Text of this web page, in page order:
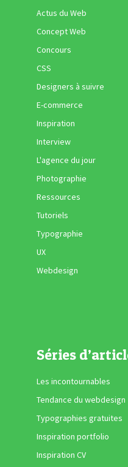
Actus du Web
Concept Web
Concours
CSS
Designers à suivre
E-commerce
Inspiration
Interview
L'agence du jour
Photographie
Ressources
Tutoriels
Typographie
UX
Webdesign
Séries
Les incontournables
Tendance du webdesign
Typographies gratuites
Inspiration portfolio
Inspiration CV